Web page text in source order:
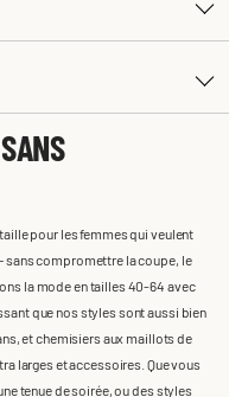
pour les femmes qui veulent
sans compromettre la coupe, le
la mode en tailles 40-64 avec
que nos styles sont aussi bien
et chemisiers aux maillots de
larges et accessoires. Que vous
tenue de soirée, ou des styles